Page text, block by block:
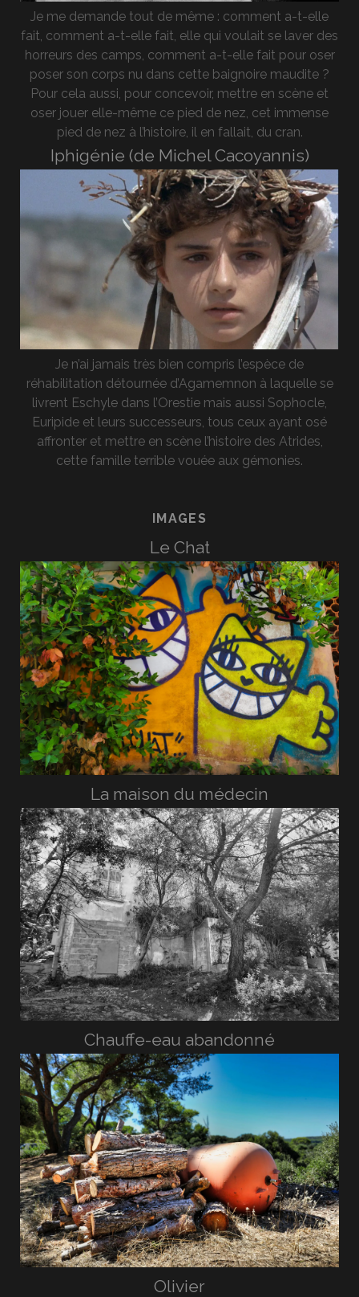
Je me demande tout de même : comment a-t-elle
fait, comment a-t-elle fait, elle qui voulait se laver des
horreurs des camps, comment a-t-elle fait pour oser
poser son corps nu dans cette baignoire maudite ?
Pour cela aussi, pour concevoir, mettre en scène et
oser jouer elle-même ce pied de nez, cet immense
pied de nez à l’histoire, il en fallait, du cran.
Iphigénie (de Michel Cacoyannis)
Je n’ai jamais très bien compris l’espèce de
réhabilitation détournée d’Agamemnon à laquelle se
livrent Eschyle dans l’Orestie mais aussi Sophocle,
Euripide et leurs successeurs, tous ceux ayant osé
affronter et mettre en scène l’histoire des Atrides,
cette famille terrible vouée aux gémonies.
IMAGES
Le Chat
La maison du médecin
Chauffe-eau abandonné
Olivier